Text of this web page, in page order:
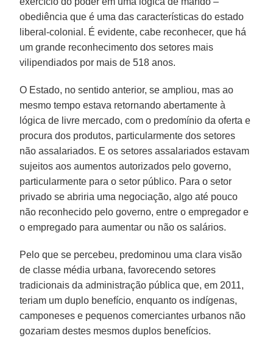
obediência que é uma das características do estado
liberal-colonial. É evidente, cabe reconhecer, que há
um grande reconhecimento dos setores mais
vilipendiados por mais de 518 anos.
O Estado, no sentido anterior, se ampliou, mas ao
mesmo tempo estava retornando abertamente à
lógica de livre mercado, com o predomínio da oferta e
procura dos produtos, particularmente dos setores
não assalariados. E os setores assalariados estavam
sujeitos aos aumentos autorizados pelo governo,
particularmente para o setor público. Para o setor
privado se abriria uma negociação, algo até pouco
não reconhecido pelo governo, entre o empregador e
o empregado para aumentar ou não os salários.
Pelo que se percebeu, predominou uma clara visão
de classe média urbana, favorecendo setores
tradicionais da administração pública que, em 2011,
teriam um duplo benefício, enquanto os indígenas,
camponeses e pequenos comerciantes urbanos não
gozariam destes mesmos duplos benefícios.